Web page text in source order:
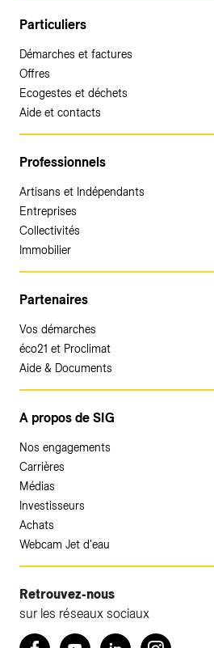
Particuliers
Démarches et factures
Offres
Ecogestes et déchets
Aide et contacts
Professionnels
Artisans et Indépendants
Entreprises
Collectivités
Immobilier
Partenaires
Vos démarches
éco21 et Proclimat
Aide & Documents
A propos de SIG
Nos engagements
Carrières
Médias
Investisseurs
Achats
Webcam Jet d'eau
Retrouvez-nous
sur les réseaux sociaux
Retrouvez nous sur Facebook
YoutubeLinkedInInstagram
Accéder à votre